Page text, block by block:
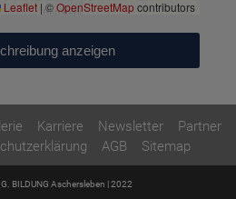
Leaflet | ©OpenStreetMapcontributors
anzeigen
Karriere Newsletter
Partner
AGB Sitemap
BILDUNG Aschersleben | 2022